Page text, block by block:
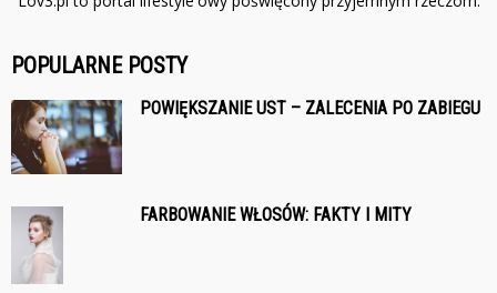
POPULARNE POSTY
POWIĘKSZANIE UST – ZALECENIA PO ZABIEGU
FARBOWANIE WŁOSÓW: FAKTY I MITY